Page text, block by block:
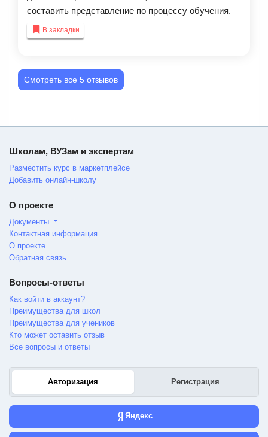
составить представление по процессу обучения.
В закладки
Смотреть все 5 отзывов
Школам, ВУЗам и экспертам
Разместить курс в маркетплейсе
Добавить онлайн-школу
О проекте
Документы
Контактная информация
О проекте
Обратная связь
Вопросы-ответы
Как войти в аккаунт?
Преимущества для школ
Преимущества для учеников
Кто может оставить отзыв
Все вопросы и ответы
Авторизация Регистрация
Яндекс